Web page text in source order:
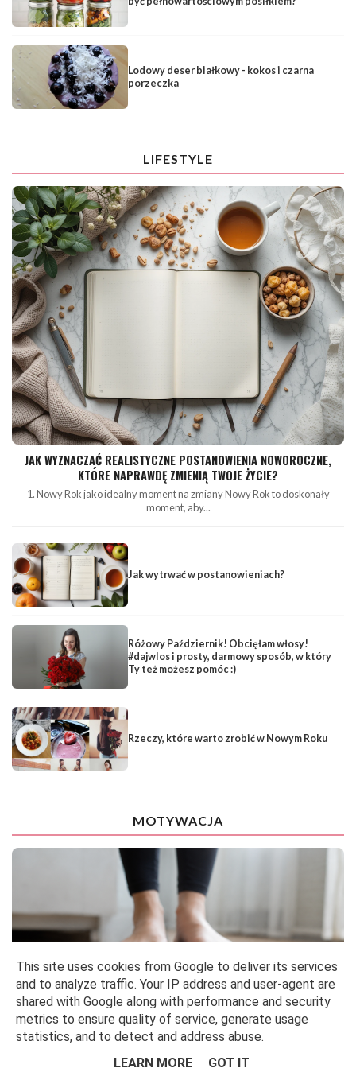
Lodowy deser białkowy - kokos i czarna
porzeczka
LIFESTYLE
JAK WYZNACZAĆ REALISTYCZNE POSTANOWIENIA NOWOROCZNE,
KTÓRE NAPRAWDĘ ZMIENIĄ TWOJE ŻYCIE?
1. Nowy Rok jako idealny moment na zmiany Nowy Rok to doskonały
moment, aby...
Jak wytrwać w postanowieniach?
Różowy Październik! Obcięłam włosy!
#dajwlos i prosty, darmowy sposób, w który
Ty też możesz pomóc :)
Rzeczy, które warto zrobić w Nowym Roku
MOTYWACJA
This site uses cookies from Google to deliver its services
and to analyze traffic. Your IP address and user-agent are
shared with Google along with performance and security
metrics to ensure quality of service, generate usage
statistics, and to detect and address abuse.
LEARN MORE
GOT IT